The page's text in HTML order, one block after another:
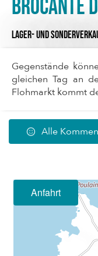
Brocante
LAGER- UND
Gegenstände
gleichen Tag an
Flohmarkt kommt
Alle
Anfahrt